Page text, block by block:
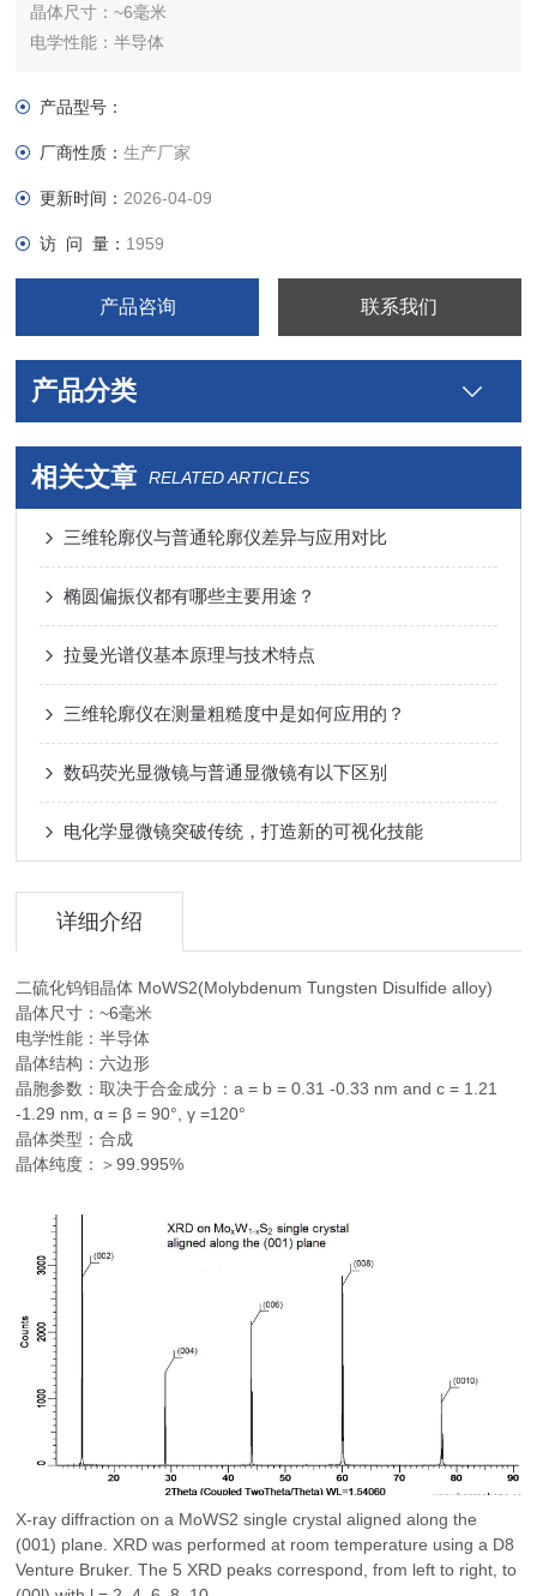
晶体尺寸：~6毫米
电学性能：半导体
晶胞参数：取决于合金成分：a = b = 0.31 -0.33 nm and c =
晶体类型：合成
晶体纯度：＞99.995%
产品型号：
厂商性质：生产厂家
更新时间： 2026-04-09
访 问 量： 1959
产品咨询 联系我们
产品分类
相关文章 RELATED ARTICLES
三维轮廓仪与普通轮廓仪差异与应用对比
椭圆偏振仪都有哪些主要用途？
拉曼光谱仪基本原理与技术特点
三维轮廓仪在测量粗糙度中是如何应用的？
数码荧光显微镜与普通显微镜有以下区别
电化学显微镜突破传统，打造新的可视化技能
详细介绍
二硫化钨钼晶体 MoWS2(Molybdenum Tungsten Disulfide alloy)
晶体尺寸：~6毫米
电学性能：半导体
晶体结构：六边形
晶胞参数：取决于合金成分：a = b = 0.31 -0.33 nm and c = 1.21
-1.29 nm, α = β = 90°, γ =120°
晶体类型：合成
晶体纯度：＞99.995%
X-ray diffraction on a MoWS2 single crystal aligned along the
(001) plane. XRD was performed at room temperature using a D8
Venture Bruker. The 5 XRD peaks correspond, from left to right, to